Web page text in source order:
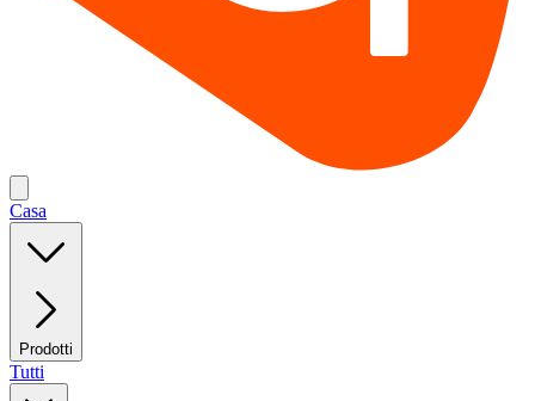
Casa
Prodotti
Tutti